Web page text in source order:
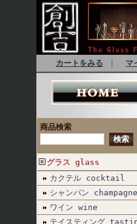
カートをみる マ
商品検索
グラス glass
カクテル cocktail
シャンパン champagne
ワイン wine
テイスティング